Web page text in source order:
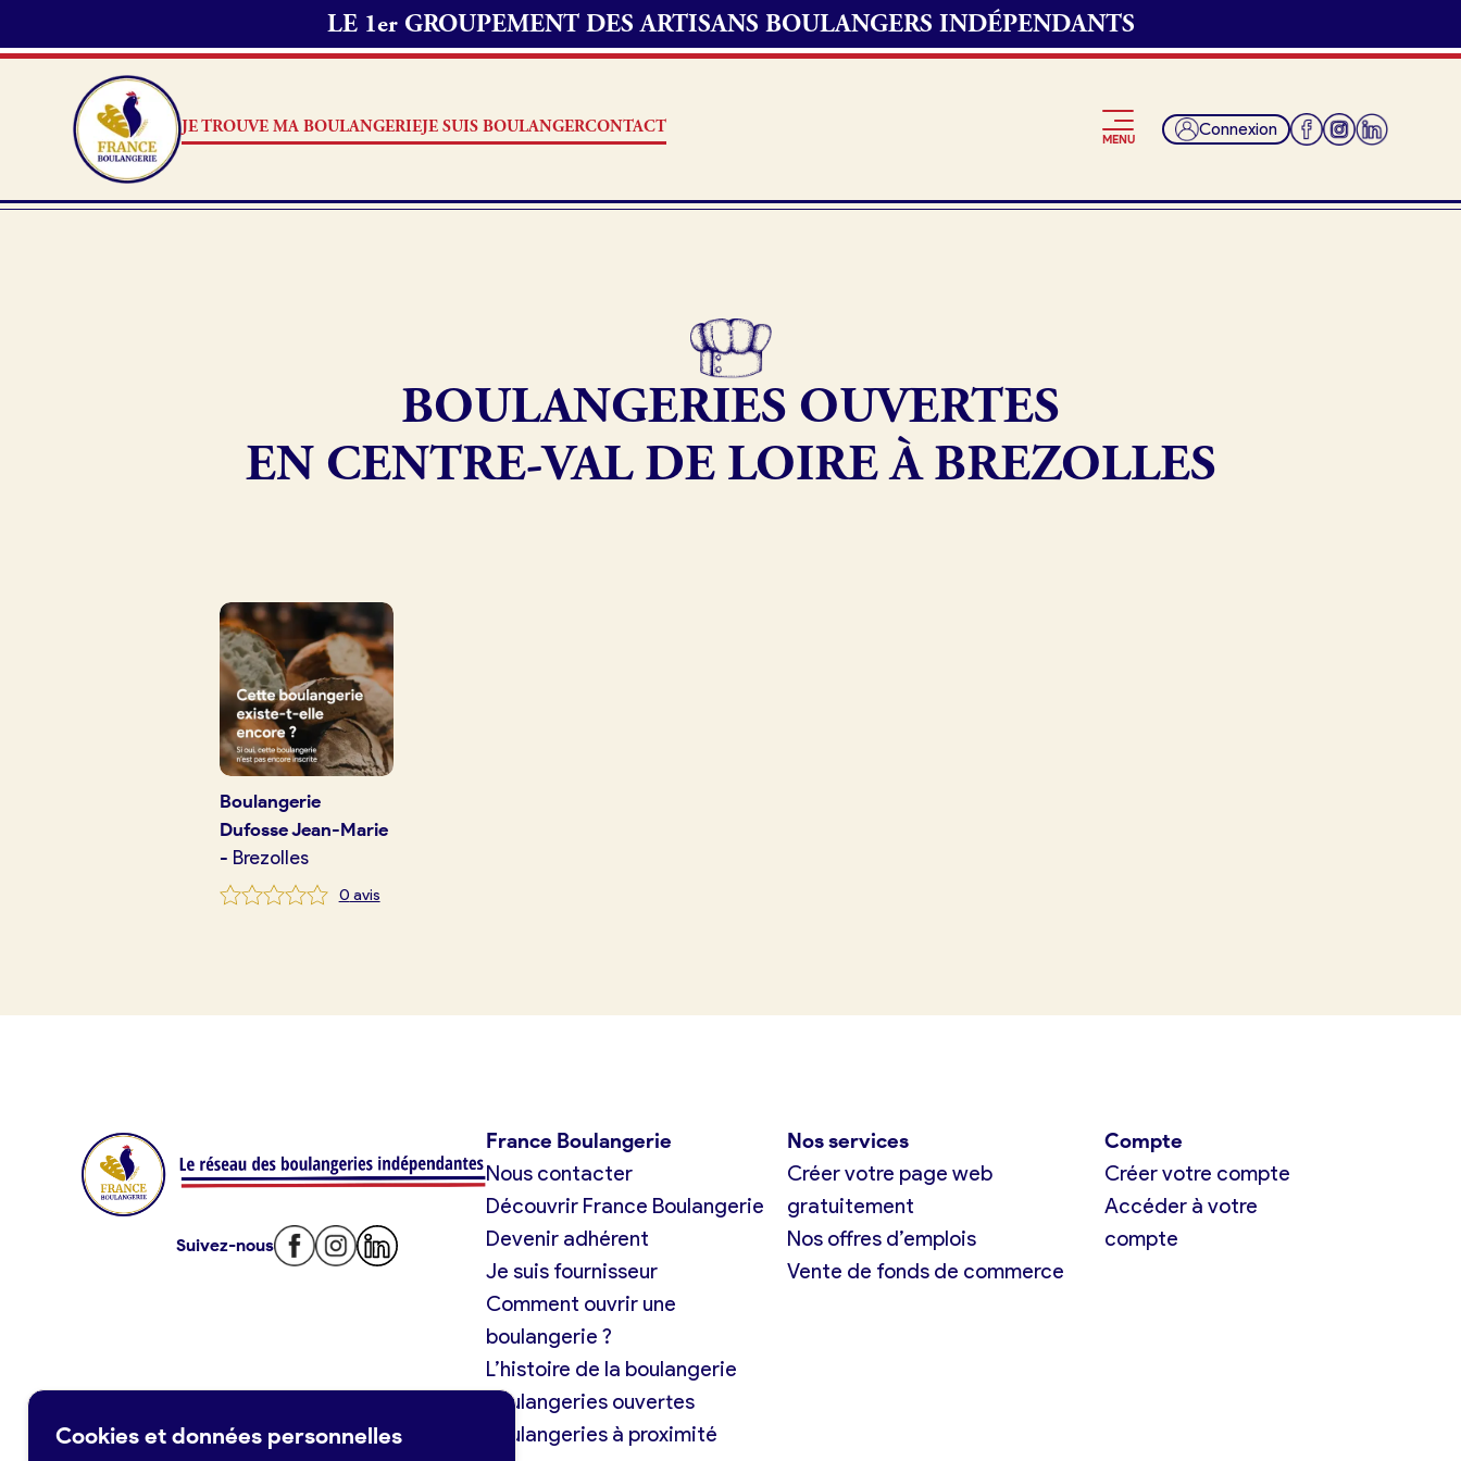
LE 1er GROUPEMENT DES ARTISANS BOULANGERS INDÉPENDANTS
JE TROUVE MA BOULANGERIEJE SUIS BOULANGERCONTACT
MENU Connexion
Je suis boulanger
Je découvre France Boulangerie
Mes tarifs
Mon comparatif gratuit
Offres d’emploi
Je suis fournisseur
Pourquoi adhérer à France Boulangerie
Offres d’emploi
Fonds de commerce
Actualités
BOULANGERIES OUVERTES
EN CENTRE-VAL DE LOIRE À BREZOLLES
Boulangerie
Dufosse Jean-Marie
- Brezolles
0 avis
Suivez-nous
France Boulangerie
Nous contacter
Découvrir France Boulangerie
Devenir adhérent
Je suis fournisseur
Comment ouvrir une
boulangerie ?
L’histoire de la boulangerie
Boulangeries ouvertes
Boulangeries à proximité
Nos services
Créer votre page web
gratuitement
Nos offres d’emplois
Vente de fonds de commerce
Compte
Créer votre compte
Accéder à votre
compte
Cookies et données personnelles